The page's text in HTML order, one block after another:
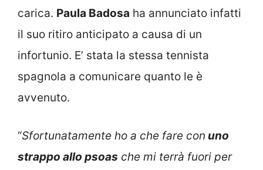
carica. Paula Badosa ha annunciato infatti
il suo ritiro anticipato a causa di un
infortunio. E’ stata la stessa tennista
spagnola a comunicare quanto le è
avvenuto.
“Sfortunatamente ho a che fare con uno
strappo allo psoas che mi terrà fuori per